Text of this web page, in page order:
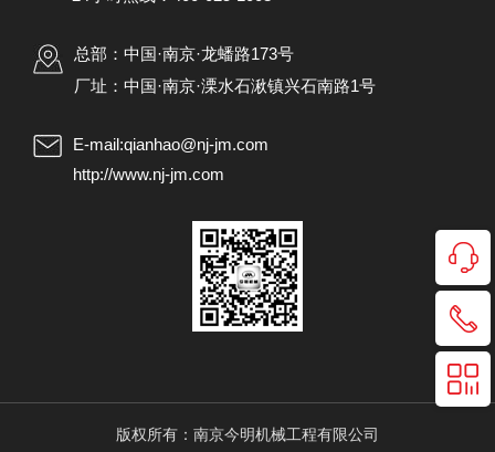
总部：中国·南京·龙蟠路173号
厂址：中国·南京·溧水石湫镇兴石南路1号
E-mail:qianhao@nj-jm.com
http://www.nj-jm.com
版权所有：南京今明机械工程有限公司